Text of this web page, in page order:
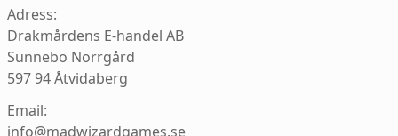
Adress:
Drakmårdens E-handel AB
Sunnebo Norrgård
597 94 Åtvidaberg
Email:
info@madwizardgames.se